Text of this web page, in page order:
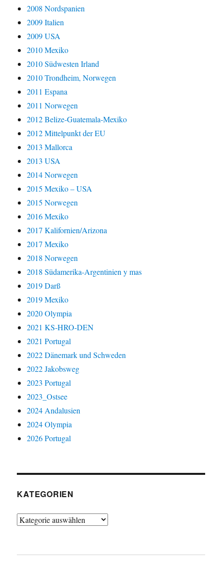
2008 Nordspanien
2009 Italien
2009 USA
2010 Mexiko
2010 Südwesten Irland
2010 Trondheim, Norwegen
2011 Espana
2011 Norwegen
2012 Belize-Guatemala-Mexiko
2012 Mittelpunkt der EU
2013 Mallorca
2013 USA
2014 Norwegen
2015 Mexiko – USA
2015 Norwegen
2016 Mexiko
2017 Kalifornien/Arizona
2017 Mexiko
2018 Norwegen
2018 Südamerika-Argentinien y mas
2019 Darß
2019 Mexiko
2020 Olympia
2021 KS-HRO-DEN
2021 Portugal
2022 Dänemark und Schweden
2022 Jakobsweg
2023 Portugal
2023_Ostsee
2024 Andalusien
2024 Olympia
2026 Portugal
KATEGORIEN
Kategorien